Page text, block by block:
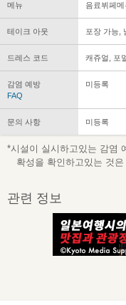
메뉴 음료뷔페
테이크 아웃 포장 가능,
드레스 코드 캐쥬얼, 포
감염 예방
FAQ
미등록
문의 사항 미등록
*시설이 실시하고있는 감염
확성을 확인하고있는 것
관련 정보